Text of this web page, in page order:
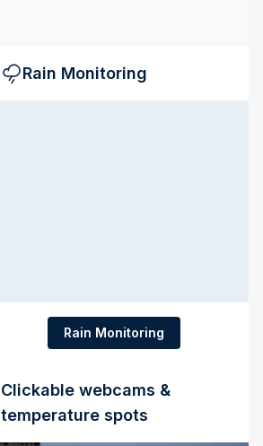
Rain Monitoring
Rain Monitoring
Clickable webcams &
temperature spots